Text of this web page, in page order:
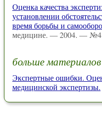
Оценка качества
установлении
время борьбы и
медицине. — 2004. —
больше
Экспертные ошибки.
медицинской экспертизы.